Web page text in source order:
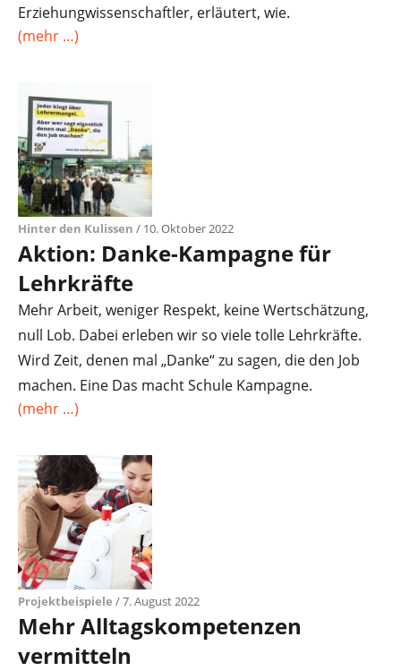
Erziehungwissenschaftler, erläutert, wie.
(mehr …)
Hinter den Kulissen / 10. Oktober 2022
Aktion: Danke-Kampagne für
Lehrkräfte
Mehr Arbeit, weniger Respekt, keine Wertschätzung,
null Lob. Dabei erleben wir so viele tolle Lehrkräfte.
Wird Zeit, denen mal „Danke“ zu sagen, die den Job
machen. Eine Das macht Schule Kampagne.
(mehr …)
Projektbeispiele / 7. August 2022
Mehr Alltagskompetenzen
vermitteln